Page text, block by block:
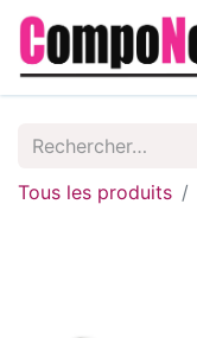
Tous les produits